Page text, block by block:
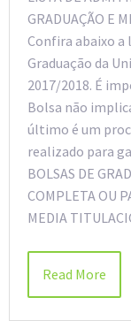
GRADUAÇÃO E
Confira abaixo a
Graduação da
2017/2018. É
Bolsa não
último é um
realizado para
BOLSAS DE
COMPLETA OU
MEDIA
Read More